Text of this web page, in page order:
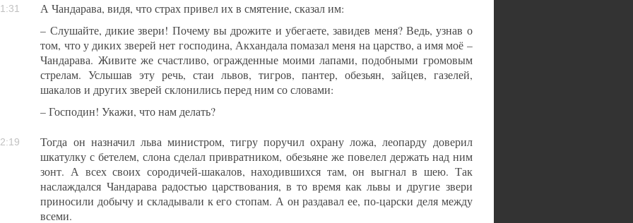
А Чандарава, видя, что страх привел их в смятение, сказал им:
– Слушайте, дикие звери! Почему вы дрожите и убегаете, завидев меня? Ведь, узнав о
том, что у диких зверей нет господина, Акхандала помазал меня на царство, а имя моё –
Чандарава. Живите же счастливо, огражденные моими лапами, подобными громовым
стрелам. Услышав эту речь, стаи львов, тигров, пантер, обезьян, зайцев, газелей,
шакалов и других зверей склонились перед ним со словами:
– Господин! Укажи, что нам делать?
Тогда он назначил льва министром, тигру поручил охрану ложа, леопарду доверил
шкатулку с бетелем, слона сделал привратником, обезьяне же повелел держать над ним
зонт. А всех своих сородичей-шакалов, находившихся там, он выгнал в шею. Так
наслаждался Чандарава радостью царствования, в то время как львы и другие звери
приносили добычу и складывали к его стопам. А он раздавал ее, по-царски деля между
всеми.